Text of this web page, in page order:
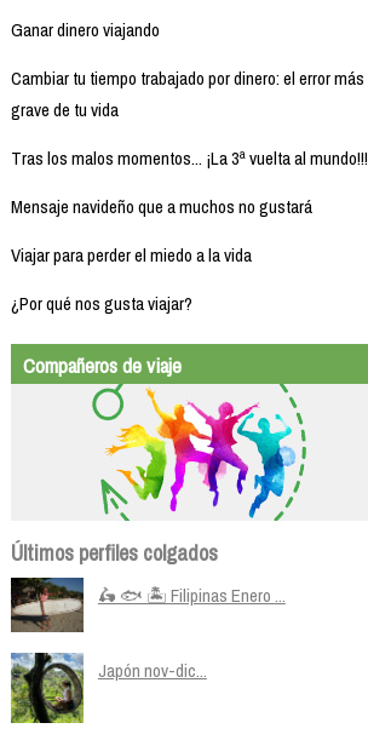
Ganar dinero viajando
Cambiar tu tiempo trabajado por dinero: el error más
grave de tu vida
Tras los malos momentos... ¡La 3ª vuelta al mundo!!!
Mensaje navideño que a muchos no gustará
Viajar para perder el miedo a la vida
¿Por qué nos gusta viajar?
Compañeros de viaje
Últimos perfiles colgados
🛵 🐟 🏝️ Filipinas Enero ...
Japón nov-dic...